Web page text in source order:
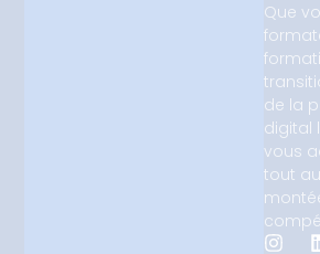
Que
de la
digital
vous
tout